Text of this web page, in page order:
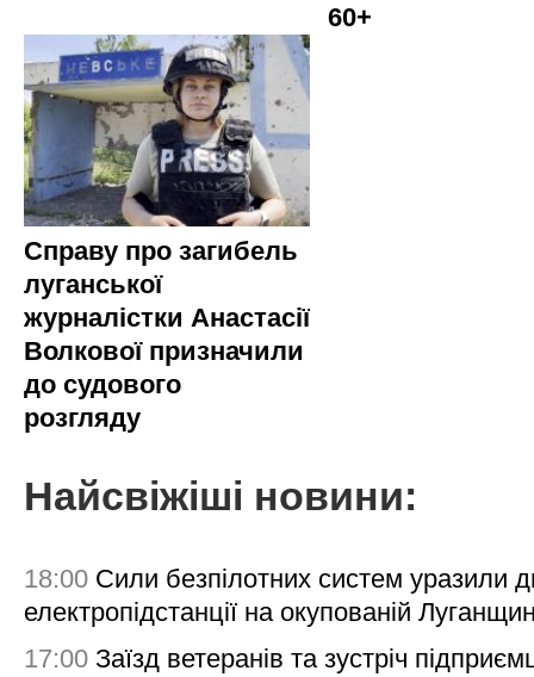
60+
Справу про загибель
луганської
журналістки Анастасії
Волкової призначили
до судового
розгляду
Найсвіжіші новини:
18:00 Сили безпілотних систем уразили
електропідстанції на окупованій
17:00 Заїзд ветеранів та зустріч